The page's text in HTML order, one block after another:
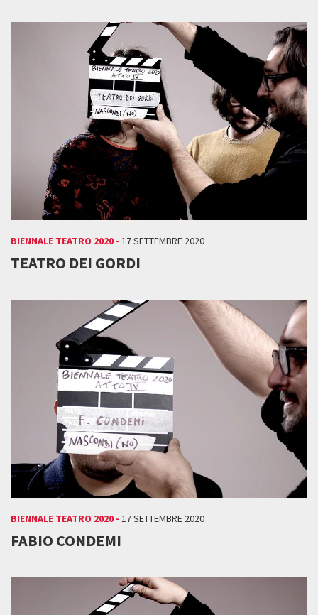
BIENNALE TEATRO 2020 - 17 SETTEMBRE 2020
TEATRO DEI GORDI
BIENNALE TEATRO 2020 - 17 SETTEMBRE 2020
FABIO CONDEMI